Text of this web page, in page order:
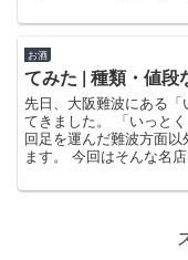
お酒
てみた | 種類・値段
先日、大阪難波にある
てきました。 「いっと
回足を運んだ難波方面
ます。 今回はそんな名